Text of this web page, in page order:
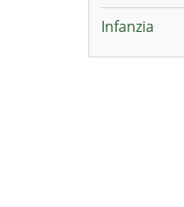
Infanzia